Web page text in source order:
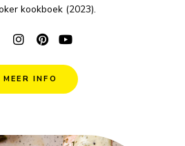
kookboek (2023).
MEER INFO